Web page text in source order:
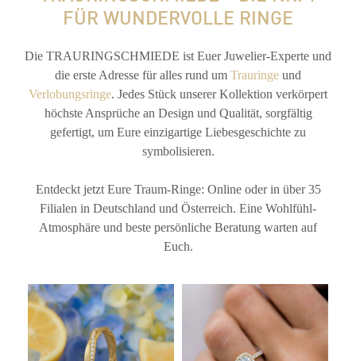
FÜR WUNDERVOLLE RINGE
Die TRAURINGSCHMIEDE ist Euer Juwelier-Experte und
die erste Adresse für alles rund um Trauringe und
Verlobungsringe. Jedes Stück unserer Kollektion verkörpert
höchste Ansprüche an Design und Qualität, sorgfältig
gefertigt, um Eure einzigartige Liebesgeschichte zu
symbolisieren.
Entdeckt jetzt Eure Traum-Ringe: Online oder in über 35
Filialen in Deutschland und Österreich. Eine Wohlfühl-
Atmosphäre und beste persönliche Beratung warten auf
Euch.